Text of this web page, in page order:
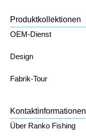
Produktkollektionen
OEM-Dienst
Design
Fabrik-Tour
Kontaktinformationen
Über Ranko Fishing